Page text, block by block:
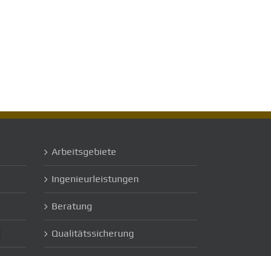
Arbeitsgebiete
Ingenieurleistungen
Beratung
Qualitätssicherung